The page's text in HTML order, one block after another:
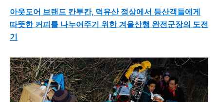
아웃도어 브랜드 칸투칸, 덕유산 정상에서 등산객들에게
따뜻한 커피를 나누어주기 위한 겨울산행 완전군장의 도전
기